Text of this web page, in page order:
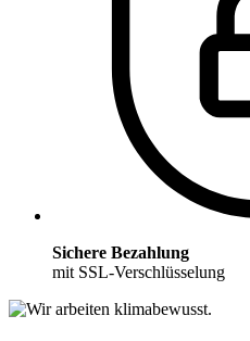
Sichere Bezahlung
mit SSL-Verschlüsselung